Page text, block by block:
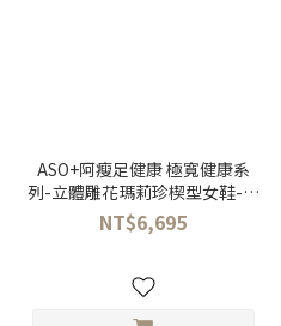
ASO+阿瘦足健康 極寬健康系
列-立體雕花瑪莉珍楔型女鞋-黑
色
NT$6,695